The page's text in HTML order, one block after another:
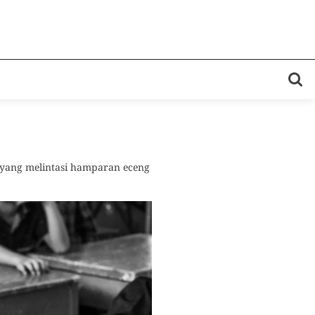
melintasi hamparan eceng